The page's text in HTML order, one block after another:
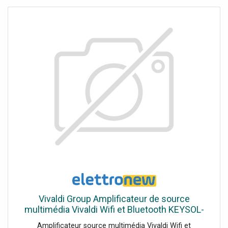
Vivaldi Group Amplificateur de source
multimédia Vivaldi Wifi et Bluetooth KEYSOL-
15S
Amplificateur source multimédia Vivaldi Wifi et